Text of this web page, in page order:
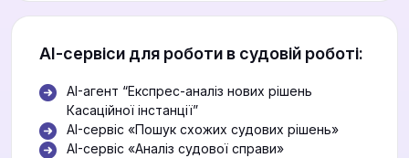
АІ-сервіси для роботи в судовій роботі:
AI-агент “Експрес-аналіз нових рішень
Касаційної інстанції”
AI-сервіс «Пошук схожих судових рішень»
AI-сервіс «Аналіз судової справи»